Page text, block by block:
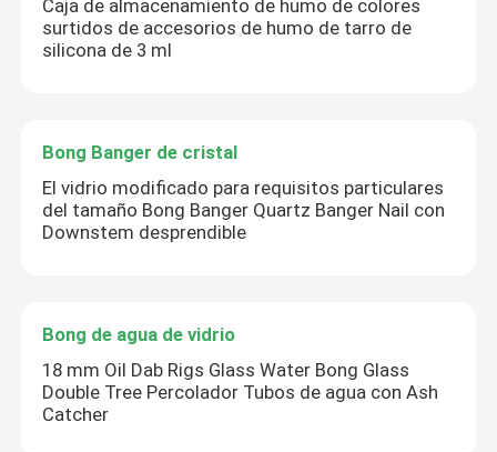
Caja de almacenamiento de humo de colores
surtidos de accesorios de humo de tarro de
silicona de 3 ml
Bong Banger de cristal
El vidrio modificado para requisitos particulares
del tamaño Bong Banger Quartz Banger Nail con
Downstem desprendible
Bong de agua de vidrio
18 mm Oil Dab Rigs Glass Water Bong Glass
Double Tree Percolador Tubos de agua con Ash
Catcher